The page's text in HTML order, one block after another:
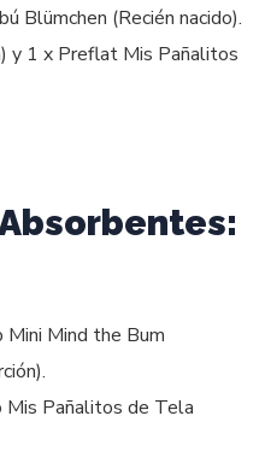
Blümchen (Recién nacido).
y 1 x Preflat Mis Pañalitos
Mind the Bum
Pañalitos de Tela